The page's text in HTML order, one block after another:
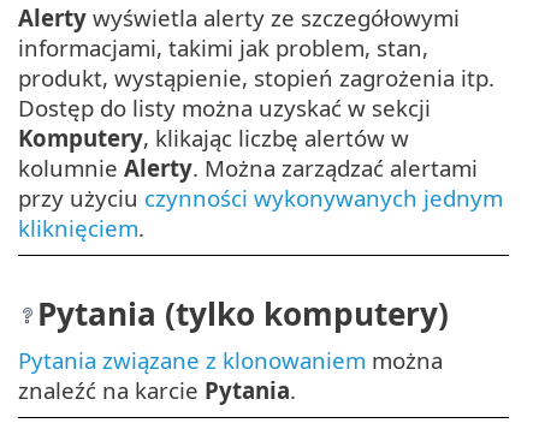
Alerty wyświetla alerty ze szczegółowymi
informacjami, takimi jak problem, stan,
produkt, wystąpienie, stopień zagrożenia itp.
Dostęp do listy można uzyskać w sekcji
Komputery, klikając liczbę alertów w
kolumnie Alerty. Można zarządzać alertami
przy użyciu czynności wykonywanych jednym
kliknięciem.
Pytania (tylko komputery)
Pytania związane z klonowaniem można
znaleźć na karcie Pytania.